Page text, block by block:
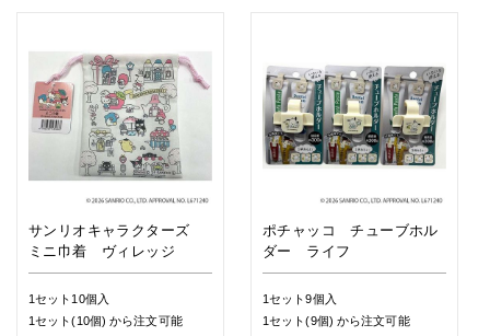
サンリオキャラクターズ
ミニ巾着 ヴィレッジ
1セット10個入
1セット(10個)から注文可能
ポチャッコ チューブホル
ダー ライフ
1セット9個入
1セット(9個) から注文可能